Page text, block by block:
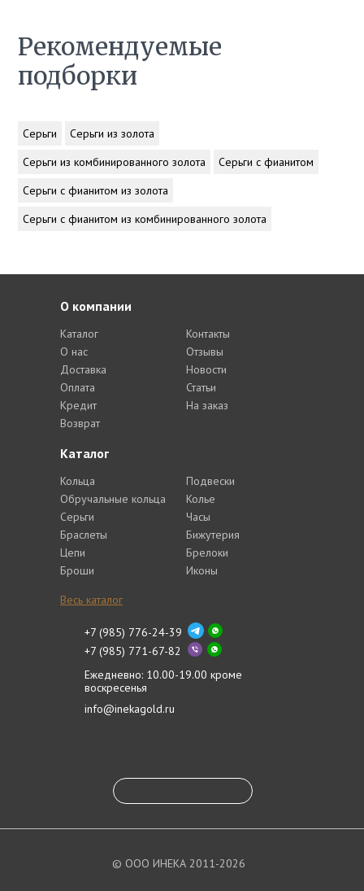
Рекомендуемые
подборки
Серьги
Серьги из золота
Серьги из комбинированного золота
Серьги с фианитом
Серьги с фианитом из золота
Серьги с фианитом из комбинированного золота
Каталог
Кольца
Обручальные кольца
Серьги
Браслеты
Цепи
Броши
Подвески
Колье
Часы
Бижутерия
Брелоки
Иконы
Весь каталог
О компании
Каталог
О нас
Доставка
Оплата
Кредит
Возврат
Контакты
Отзывы
Новости
Статьи
На заказ
+7 (985) 776-24-39
+7 (985) 771-67-82
Ежедневно: 10.00-19.00 кроме
воскресенья
info@inekagold.ru
© ООО ИНЕКА 2011-2026